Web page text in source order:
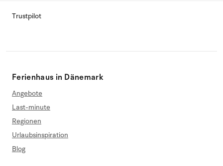
Trustpilot
Ferienhaus in Dänemark
Angebote
Last-minute
Regionen
Urlaubsinspiration
Blog